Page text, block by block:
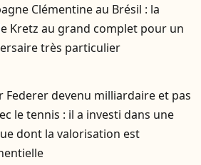
Clémentine au Brésil : la
Kretz au grand complet pour un
très particulier
Federer devenu milliardaire et pas
le tennis : il a investi dans une
dont la valorisation est